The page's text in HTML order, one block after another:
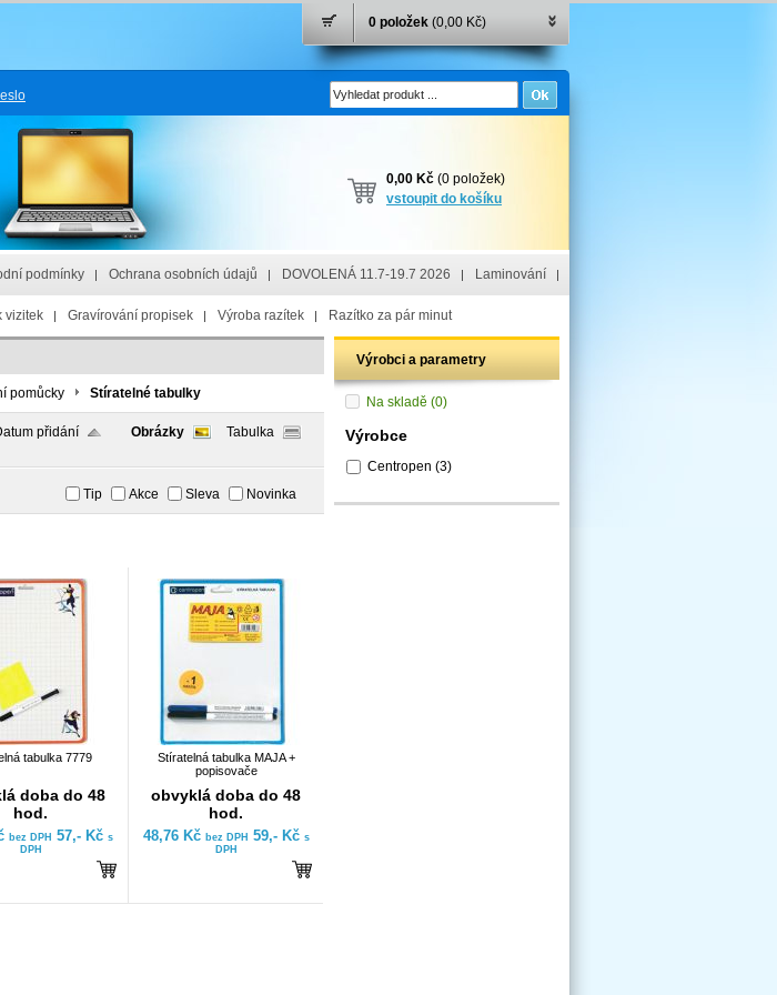
0 položek (0,00 Kč)
0,00 Kč (0 položek)
vstoupit do košíku
podmínky Ochrana osobních údajů DOVOLENÁ 11.7-19.7 2026 Laminování
vizitek Gravírování propisek Výroba razítek Razítko za pár minut
pomůcky Stíratelné tabulky
přidání
Obrázky Tabulka
Tip Akce Sleva Novinka
tabulka 7779
doba do 48
hod.
bez DPH 57,- Kč s
DPH
Stíratelná tabulka MAJA +
popisovače
obvyklá doba do 48
hod.
48,76 Kč bez DPH 59,- Kč s
DPH
Výrobci a parametry
Na skladě (0)
Výrobce
Centropen (3)